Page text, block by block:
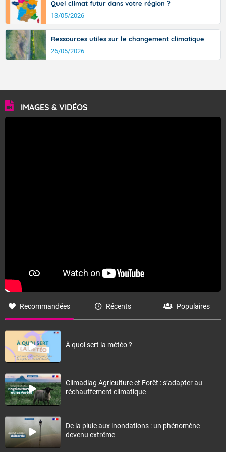
Quel climat futur dans votre région ?
13/05/2026
Ressources utiles sur le changement climatique
26/05/2026
IMAGES & VIDÉOS
Recommandées Récents Populaires
À quoi sert la météo ?
Climadiag Agriculture et Forêt : s’adapter au
réchauffement climatique
De la pluie aux inondations : un phénomène
devenu extrême